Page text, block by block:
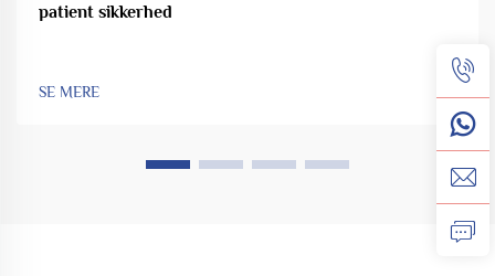
patient sikkerhed
SE MERE